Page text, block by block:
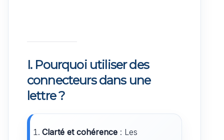
I. Pourquoi utiliser des
connecteurs dans une
lettre ?
Clarté et cohérence : Les